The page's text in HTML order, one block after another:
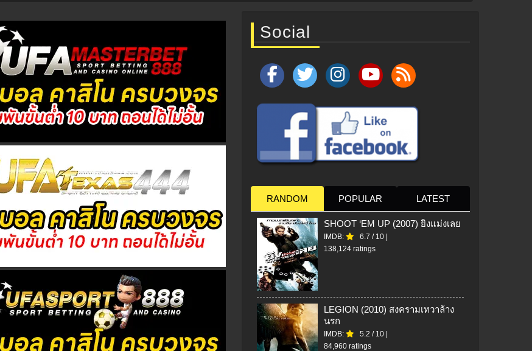
Social
RANDOM POPULAR LATEST
SHOOT ‘EM UP (2007) ยิงแม่งเลย
IMDB: 6.7 / 10
138,124 ratings
LEGION (2010) สงครามเทวาล้าง
นรก
IMDB: 5.2 / 10
84,960 ratings